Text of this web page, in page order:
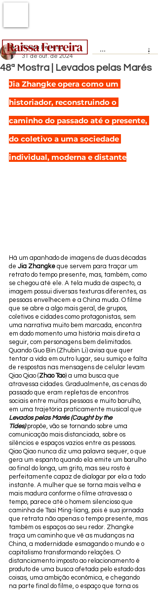
48ª Mostra | Levados pelas Marés
Raissa Ferreira
31 de out. de 2024
Jia Zhangke opera como um
historiador, reconstruindo o
caminho do passado até o presente,
do coletivo a uma sociedade
individual, moderna e distante
Há um apanhado de imagens de duas décadas
de Jia Zhangke que servem para traçar um
retrato do tempo presente, mas, também, como
se chegou até ele. A tela muda de aspecto, a
imagem possui diversas texturas diferentes, as
pessoas envelhecem e a China muda. O filme
que se abre a algo mais geral, de grupos,
coletivos e cidades como protagonistas, sem
uma narrativa muito bem marcada, encontra
em dado momento uma história mais direta a
seguir, com personagens bem delimitados.
Quando Guo Bin (Zhubin Li) avisa que quer
tentar a vida em outro lugar, seu sumiço e falta
de respostas nas mensagens de celular levam
Qiao Qiao (Zhao Tao) a uma busca que
atravessa cidades. Gradualmente, as cenas do
passado que eram repletas de encontros
sociais entre muitas pessoas e muito barulho,
em uma trajetória praticamente musical que
Levados pelas Marés (Caught by the
Tides) propõe, vão se tornando sobre uma
comunicação mais distanciada, sobre os
silêncios e espaços vazios entre as pessoas.
Qiao Qiao nunca diz uma palavra sequer, o que
gera um espanto quando ela emite um barulho
ao final do longa, um grito, mas seu rosto é
perfeitamente capaz de dialogar por ela a todo
instante. A mulher que se torna mais velha e
mais madura conforme o filme atravessa o
tempo, parece até o homem silencioso que
caminha de Tsai Ming-liang, pois é sua jornada
que retrata não apenas o tempo presente, mas
também os espaços ao seu redor. Zhangke
traça um caminho que vê as mudanças na
China, a modernidade esmagando o mundo e o
capitalismo transformando relações. O
distanciamento imposto ao relacionamento é
produto de uma busca afetada pelo estado das
coisas, uma ambição econômica, e chegando
na parte final do filme, o espaço que torna os